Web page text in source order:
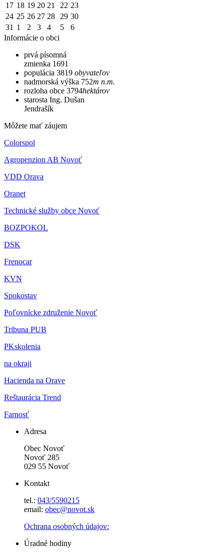
17 18 19 20 21 22 23
24 25 26 27 28 29 30
31 1 2 3 4 5
6
Informácie o obci
prvá písomná
zmienka 1691
populácia 3819 obyvateľov
nadmorská výška 752m n.m.
rozloha obce 3794hektárov
starosta Ing. Dušan
Jendrašík
Môžete mať záujem
Colorspol
Agropenzion AB Novoť
VDD Orava
Oranet
Technické služby obce Novoť
BOZPOKOL
DSK
Frenocar
KVN
Spokostav
Poľovnícke združenie Novoť
Tribuna PUB
PKskolenia
na okraji
Hacienda na Orave
Reštaurácia Trend
Farnosť
Adresa
Obec Novoť
Novoť 285
029 55 Novoť
Kontakt
tel.: 043/5590215
email: obec@novot.sk
Ochrana osobných údajov:
Úradné hodiny